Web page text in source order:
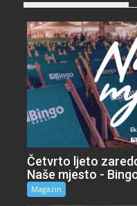
Četvrto ljeto
Naše mjesto -
Magazin